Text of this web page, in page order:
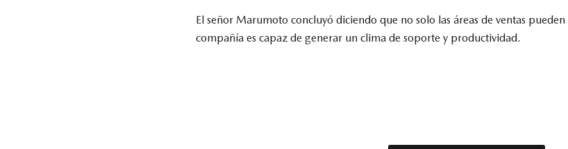
El señor Marumoto concluyó diciendo que no solo las áreas de ventas
compañía es capaz de generar un clima de soporte y productividad.